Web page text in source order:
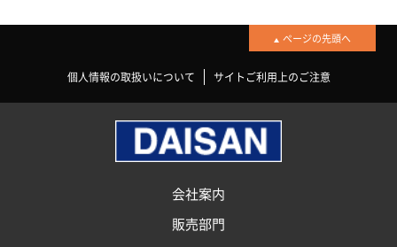
個人情報の取扱いについて サイトご利用上のご注意
ページの先頭へ
会社案内
販売部門